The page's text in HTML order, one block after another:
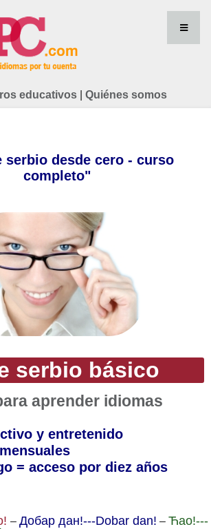
educativos Quiénes somos
serbio desde cero - curso
completo"
serbio básico
aprender idiomas
y entretenido
= acceso por diez años
– Дoбар дан!---Dobar dan! – Ћаo!---